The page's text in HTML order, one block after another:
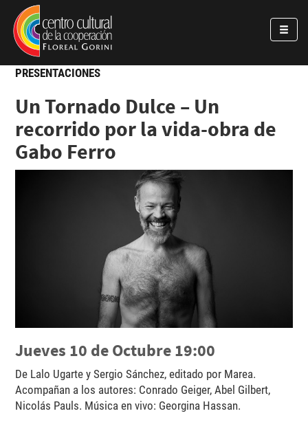
Pasar al contenido principal
Jump to main content
PRESENTACIONES
Un Tornado Dulce – Un
recorrido por la vida-obra de
Gabo Ferro
Jueves 10 de Octubre 19:00
De Lalo Ugarte y Sergio Sánchez, editado por Marea.
Acompañan a los autores: Conrado Geiger, Abel Gilbert,
Nicolás Pauls. Música en vivo: Georgina Hassan.